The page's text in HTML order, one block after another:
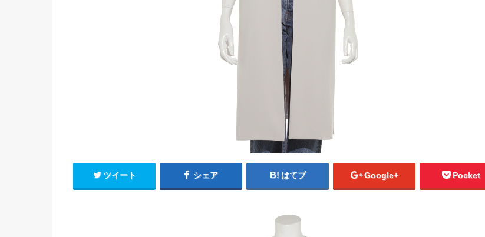
ツイート シェア はてブ Google+ Pocket